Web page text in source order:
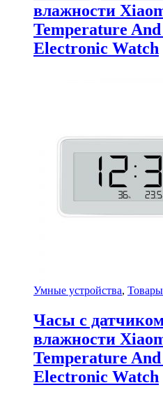
влажности
Temperature
Electronic Watch
Умные устройства,
Часы с
влажности
Temperature
Electronic Watch